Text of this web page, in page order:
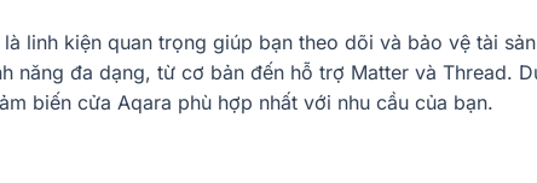
linh kiện quan trọng giúp bạn theo dõi và bảo vệ tài
năng đa dạng, từ cơ bản đến hỗ trợ Matter và Thread.
biến cửa Aqara phù hợp nhất với nhu cầu của bạn.